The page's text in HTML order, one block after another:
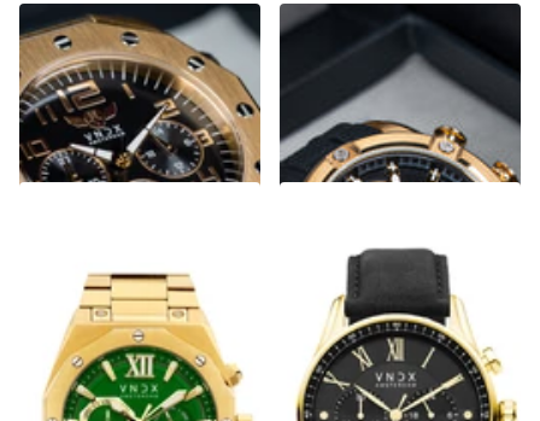
Ibiza Rebel Goud Zwart
€329,00€249,00
Young Rebel Big Boy Goud